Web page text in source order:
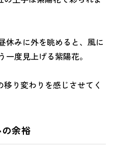
休みに外を眺めると、風に
度見上げる紫陽花。
り変わりを感じさせてく
余裕